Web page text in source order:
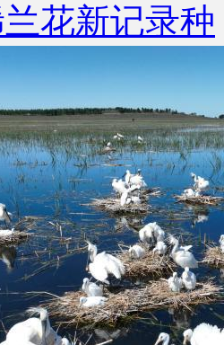
花新记录种